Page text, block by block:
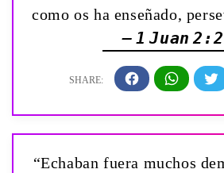
como os ha enseñado,
— 1 Juan
“Echaban fuera muchos